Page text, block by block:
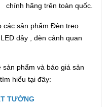
chính hãng trên toàn quốc.
các sản phẩm Đèn treo
dây , đèn cảnh quan
phẩm và báo giá sản
hiểu tại đây:
TƯỜNG